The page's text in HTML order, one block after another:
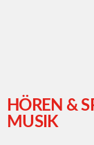
HÖREN &
MUSIK